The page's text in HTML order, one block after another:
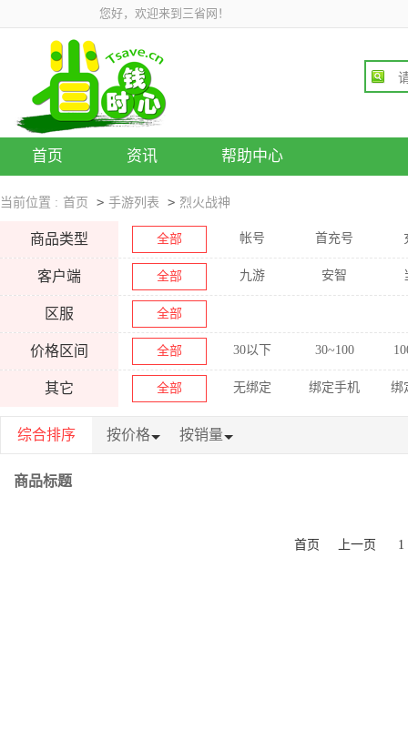
您好，欢迎来到三省网！
首页 资讯 帮助中心
当前位置 : 首页 > 手游列表 > 烈火战神
商品类型 全部 帐号 首充号
客户端 全部 九游 安智
区服 全部
价格区间 全部 30以下 30~100
其它 全部 无绑定 绑定手机 绑
综合排序 按价格 按销量
商品标题
首页 上一页 1